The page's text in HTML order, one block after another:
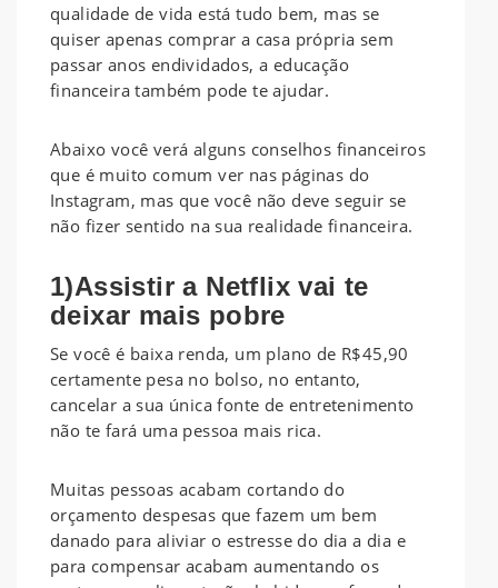
qualidade de vida está tudo bem, mas se
quiser apenas comprar a casa própria sem
passar anos endividados, a educação
financeira também pode te ajudar.
Abaixo você verá alguns conselhos financeiros
que é muito comum ver nas páginas do
Instagram, mas que você não deve seguir se
não fizer sentido na sua realidade financeira.
1)Assistir a Netflix vai te
deixar mais pobre
Se você é baixa renda, um plano de R$45,90
certamente pesa no bolso, no entanto,
cancelar a sua única fonte de entretenimento
não te fará uma pessoa mais rica.
Muitas pessoas acabam cortando do
orçamento despesas que fazem um bem
danado para aliviar o estresse do dia a dia e
para compensar acabam aumentando os